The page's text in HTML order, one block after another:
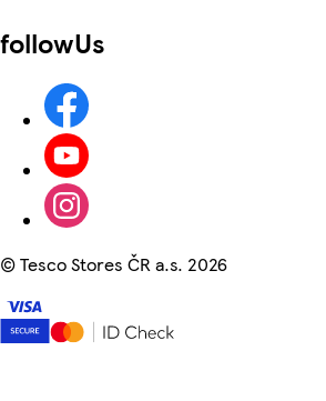
followUs
©Tesco Stores ČR a.s. 2026